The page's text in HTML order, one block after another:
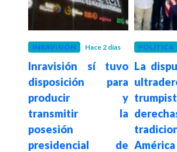
INRAVISIÓN Hace 2 días
Inravisión sí tuvo
disposición para
producir y
transmitir la
posesión
presidencial de
POLÍTICA
La